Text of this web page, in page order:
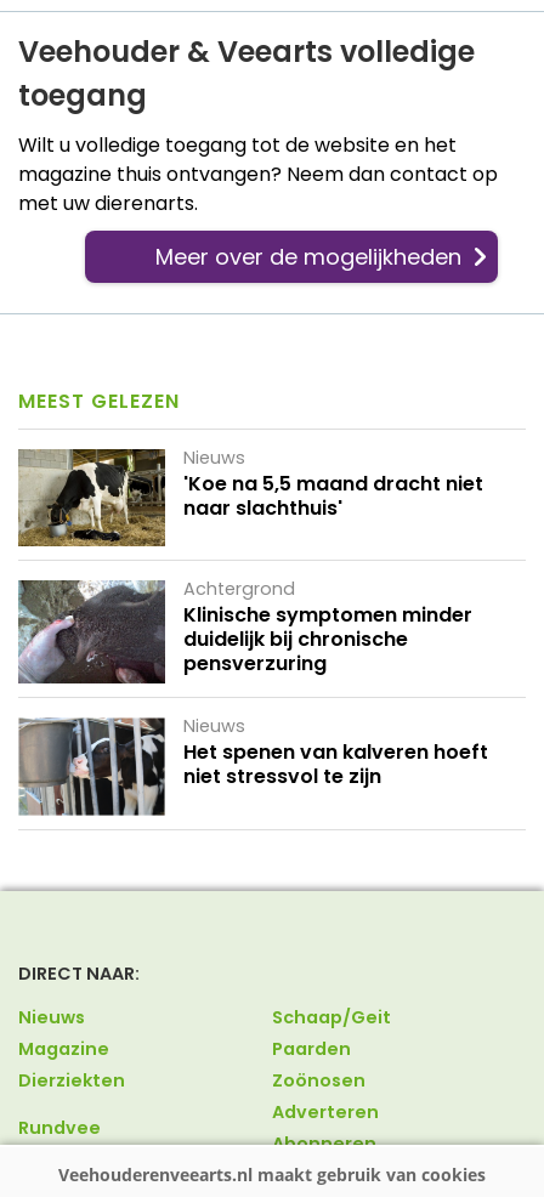
Veehouder & Veearts volledige
toegang
Wilt u volledige toegang tot de website en het
magazine thuis ontvangen? Neem dan contact op
met uw dierenarts.
Meer over de mogelijkheden
MEEST GELEZEN
Nieuws
'Koe na 5,5 maand dracht niet
naar slachthuis'
Achtergrond
Klinische symptomen minder
duidelijk bij chronische
pensverzuring
Nieuws
Het spenen van kalveren hoeft
niet stressvol te zijn
DIRECT NAAR:
Nieuws
Magazine
Dierziekten
Rundvee
Schaap/Geit
Paarden
Zoönosen
Adverteren
Abonneren
Over ons